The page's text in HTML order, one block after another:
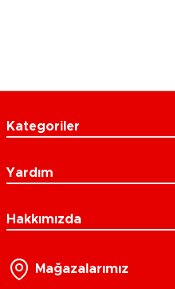
Kategoriler
Yardım
Hakkımızda
Mağazalarımız